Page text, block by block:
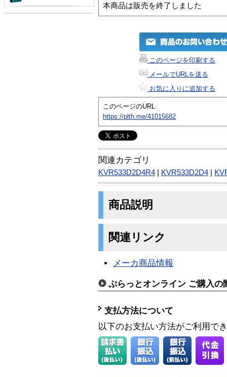
本商品は販売を終了しました
このページを印刷する
メールでURLを送る
お気に入りに追加する
このページのURL
https://plth.me/41015682
関連カテゴリ
KVR533D2D4R4 KVR533D2D4
商品説明
関連リンク
メーカ商品情報
ぷらっとオンライン ご購入の
支払方法について
以下のお支払い方法がご利用で